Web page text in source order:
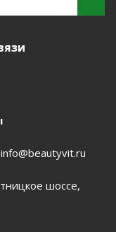
info@beautyvit.ru
шоссе,